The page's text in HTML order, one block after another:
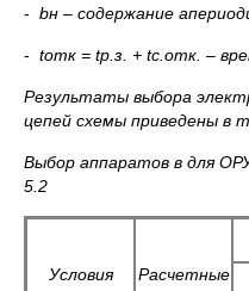
- bн – содержание
- tотк = tр.з. + tс.отк. –
Результаты выбора
цепей схемы приведены в
Выбор аппаратов в
5.2
Условия
Расчетные